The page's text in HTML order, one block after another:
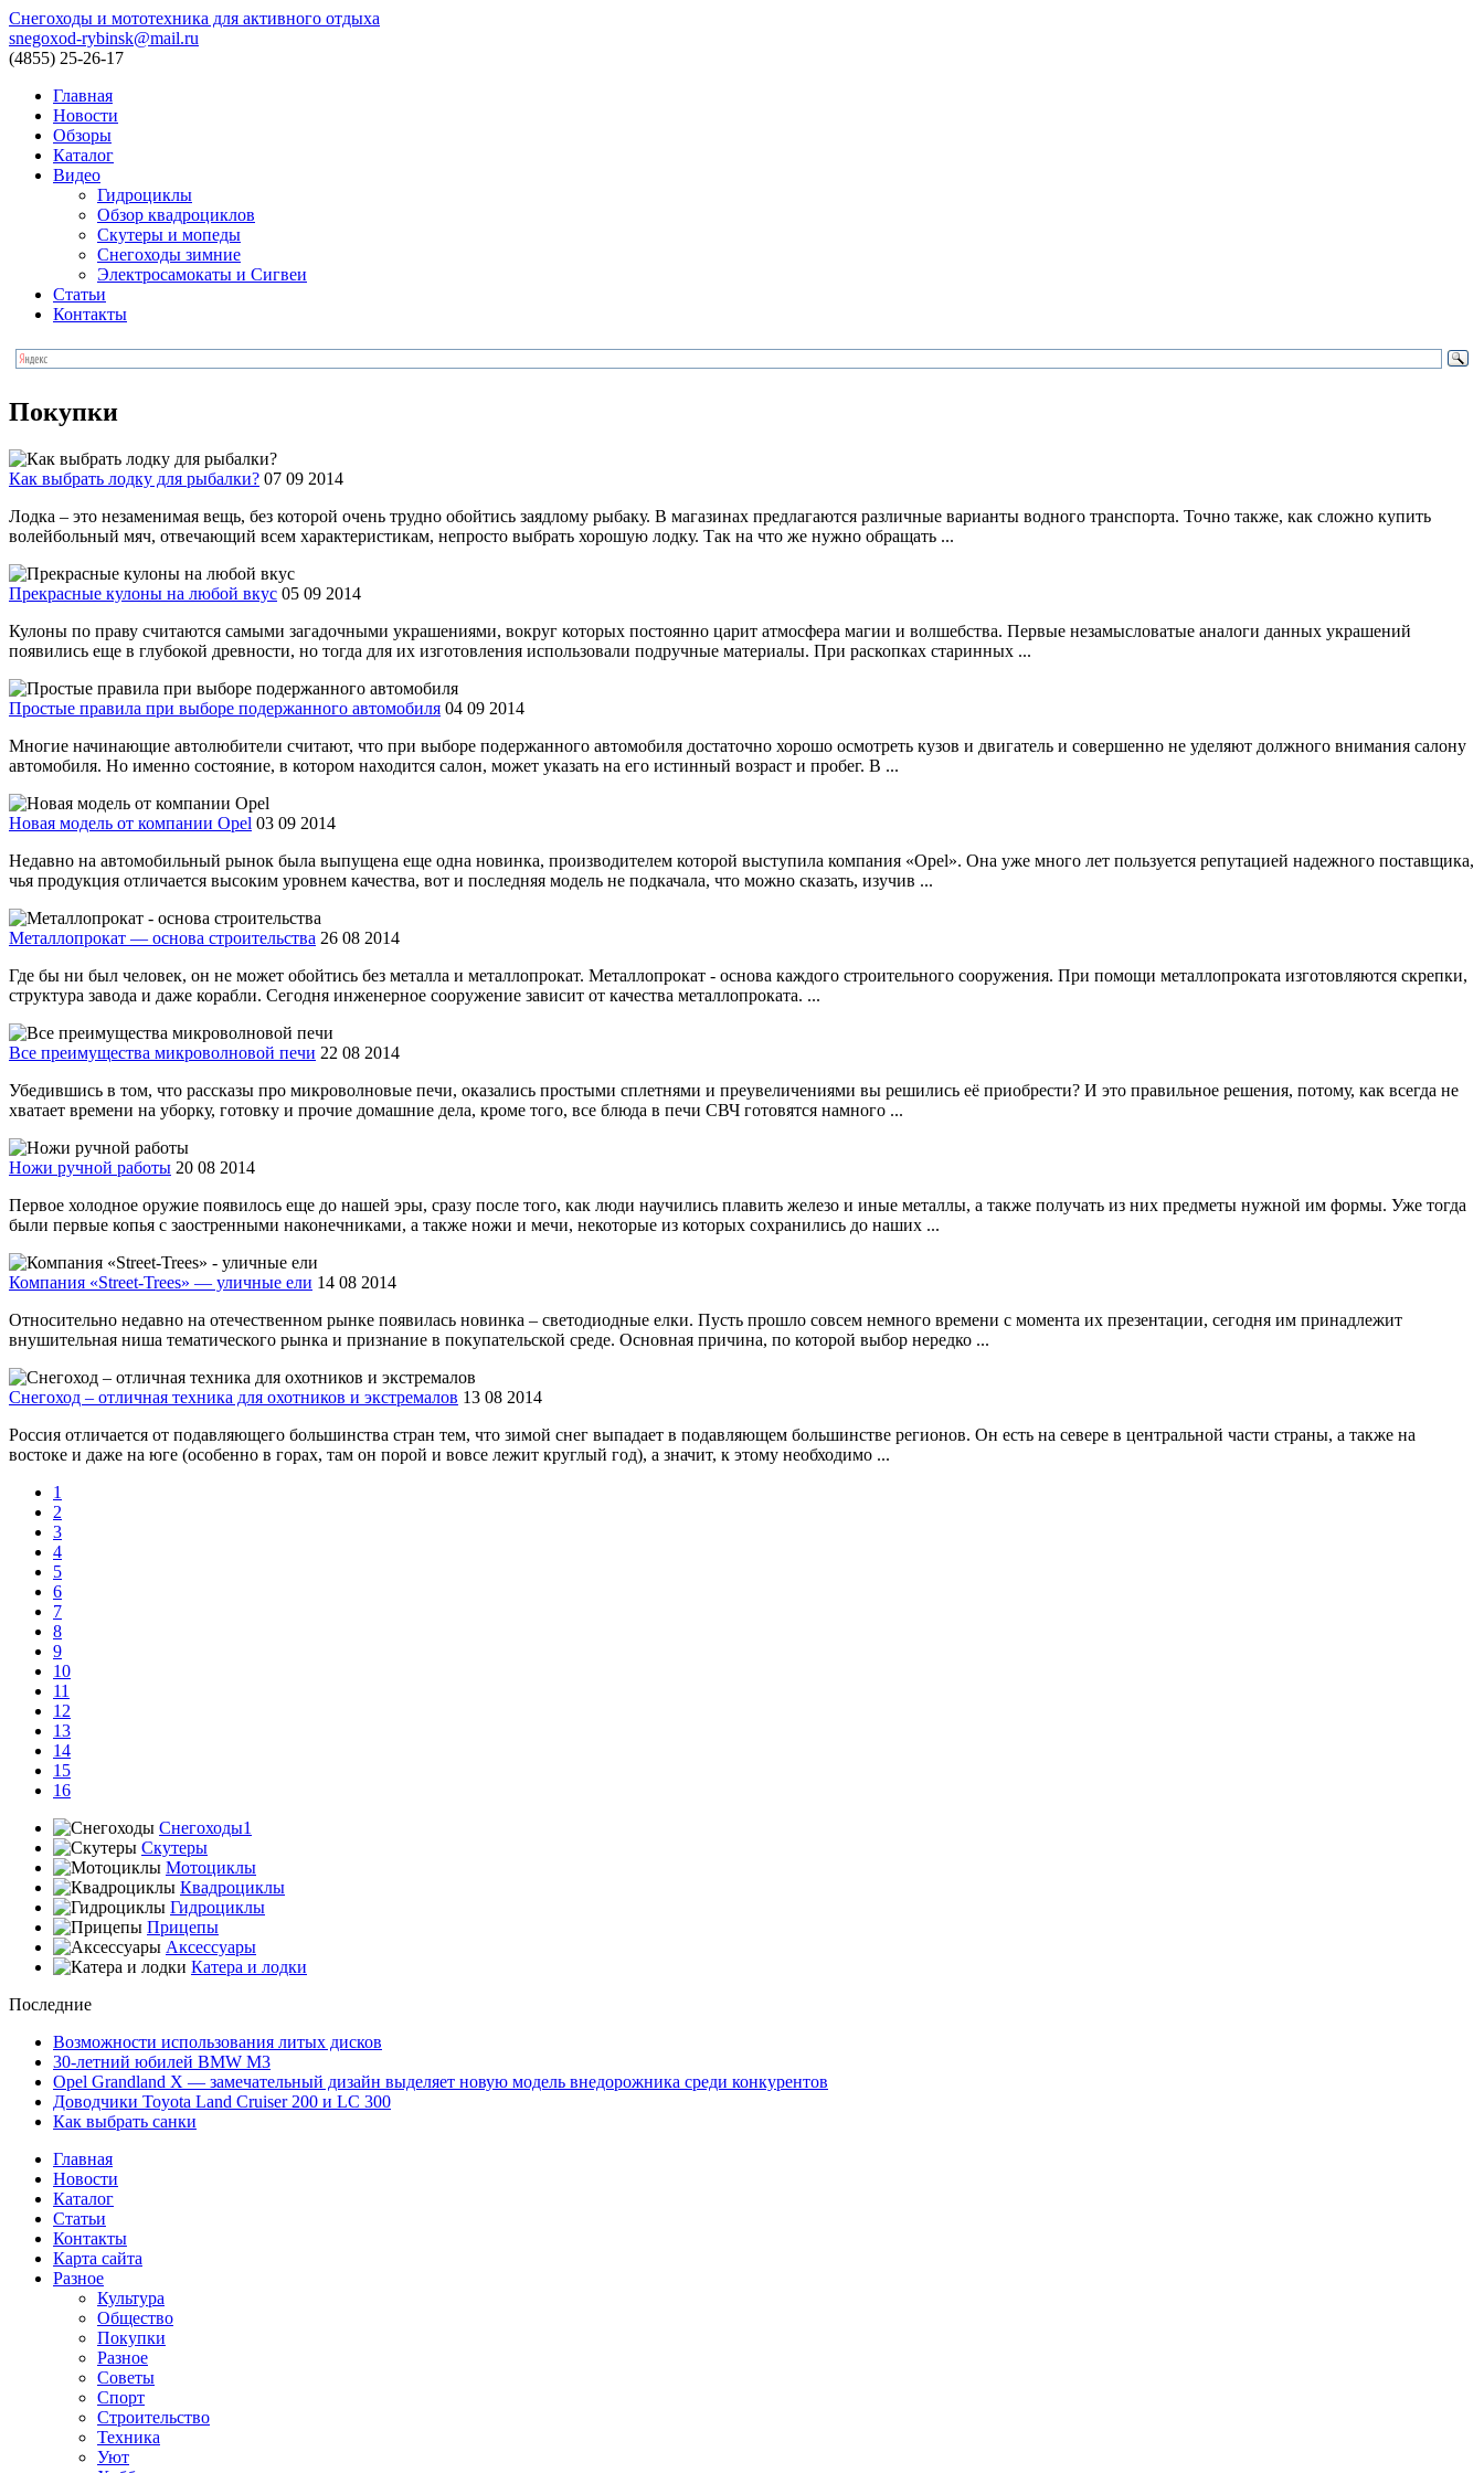
Снегоходы и мототехника для активного отдыха
snegoxod-rybinsk@mail.ru
(4855) 25-26-17
Главная
Новости
Обзоры
Каталог
Видео
Гидроциклы
Обзор квадроциклов
Скутеры и мопеды
Снегоходы зимние
Электросамокаты и Сигвеи
Статьи
Контакты
Покупки
Как выбрать лодку для рыбалки? 07 09 2014
Лодка – это незаменимая вещь, без которой очень трудно обойтись заядлому рыбаку. В магазинах предлагаются различные варианты водного транспорта. Точно также, как сложно купить
волейбольный мяч, отвечающий всем характеристикам, непросто выбрать хорошую лодку. Так на что же нужно обращать ...
Прекрасные кулоны на любой вкус 05 09 2014
Кулоны по праву считаются самыми загадочными украшениями, вокруг которых постоянно царит атмосфера магии и волшебства. Первые незамысловатые аналоги данных украшений
появились еще в глубокой древности, но тогда для их изготовления использовали подручные материалы. При раскопках старинных ...
Простые правила при выборе подержанного автомобиля 04 09 2014
Многие начинающие автолюбители считают, что при выборе подержанного автомобиля достаточно хорошо осмотреть кузов и двигатель и совершенно не уделяют должного внимания салону
автомобиля. Но именно состояние, в котором находится салон, может указать на его истинный возраст и пробег. В ...
Новая модель от компании Opel 03 09 2014
Недавно на автомобильный рынок была выпущена еще одна новинка, производителем которой выступила компания «Opel». Она уже много лет пользуется репутацией надежного поставщика,
чья продукция отличается высоким уровнем качества, вот и последняя модель не подкачала, что можно сказать, изучив ...
Металлопрокат — основа строительства 26 08 2014
Где бы ни был человек, он не может обойтись без металла и металлопрокат. Металлопрокат - основа каждого строительного сооружения. При помощи металлопроката изготовляются скрепки,
структура завода и даже корабли. Сегодня инженерное сооружение зависит от качества металлопроката. ...
Все преимущества микроволновой печи 22 08 2014
Убедившись в том, что рассказы про микроволновые печи, оказались простыми сплетнями и преувеличениями вы решились её приобрести? И это правильное решения, потому, как всегда не
хватает времени на уборку, готовку и прочие домашние дела, кроме того, все блюда в печи СВЧ готовятся намного ...
Ножи ручной работы 20 08 2014
Первое холодное оружие появилось еще до нашей эры, сразу после того, как люди научились плавить железо и иные металлы, а также получать из них предметы нужной им формы. Уже тогда
были первые копья с заостренными наконечниками, а также ножи и мечи, некоторые из которых сохранились до наших ...
Компания «Street-Trees» — уличные ели 14 08 2014
Относительно недавно на отечественном рынке появилась новинка – светодиодные елки. Пусть прошло совсем немного времени с момента их презентации, сегодня им принадлежит
внушительная ниша тематического рынка и признание в покупательской среде. Основная причина, по которой выбор нередко ...
Снегоход – отличная техника для охотников и экстремалов 13 08 2014
Россия отличается от подавляющего большинства стран тем, что зимой снег выпадает в подавляющем большинстве регионов. Он есть на севере в центральной части страны, а также на
востоке и даже на юге (особенно в горах, там он порой и вовсе лежит круглый год), а значит, к этому необходимо ...
1
2
3
4
5
6
7
8
9
10
11
12
13
14
15
16
Снегоходы1
Скутеры
Мотоциклы
Квадроциклы
Гидроциклы
Прицепы
Аксессуары
Катера и лодки
Последние
Возможности использования литых дисков
30-летний юбилей BMW M3
Opel Grandland X — замечательный дизайн выделяет новую модель внедорожника среди конкурентов
Доводчики Toyota Land Cruiser 200 и LC 300
Как выбрать санки
Главная
Новости
Каталог
Статьи
Контакты
Карта сайта
Разное
Культура
Общество
Покупки
Разное
Советы
Спорт
Строительство
Техника
Уют